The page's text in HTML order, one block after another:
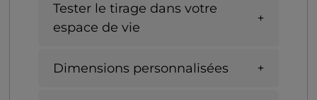
Tester le tirage dans votre
espace de vie
Dimensions personnalisées